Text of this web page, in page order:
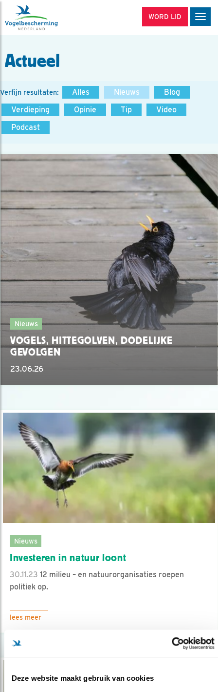
Deze website maakt gebruik van cookies
WORD LID
Actueel
Verfijn resultaten: Alles Nieuws
Blog
Verdieping
Opinie Tip
Video
Podcast
Nieuws
VOGELS, HITTEGOLVEN, DODELIJKE
GEVOLGEN
23.06.26
Nieuws
Investeren in natuur loont
30.11.23 12 milieu – en natuurorganisaties roepen
politiek op.
lees meer